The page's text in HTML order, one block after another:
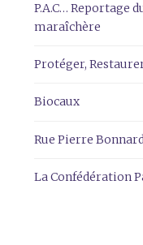
P.A.C… Reportage
maraîchère
Protéger,
Biocaux
Rue Pierre
La Confédération